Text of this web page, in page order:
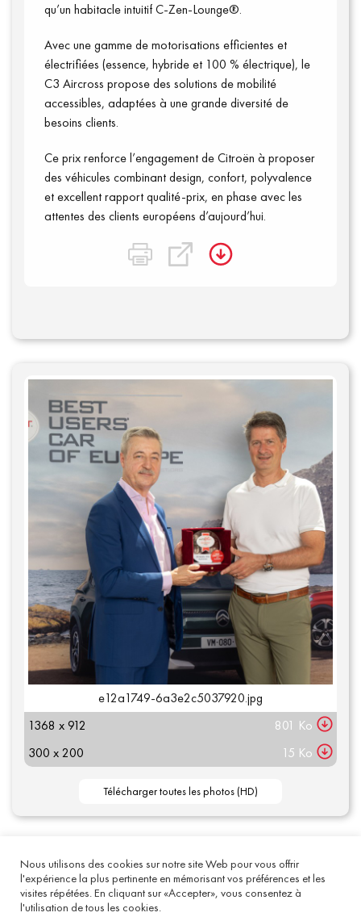
Qui sommes-nous ?
qu’un habitacle intuitif C-Zen-Lounge®.
Avec une gamme de motorisations efficientes et
électrifiées (essence, hybride et 100 % électrique), le
C3 Aircross propose des solutions de mobilité
accessibles, adaptées à une grande diversité de
besoins clients.
Ce prix renforce l’engagement de Citroën à proposer
des véhicules combinant design, confort, polyvalence
et excellent rapport qualité-prix, en phase avec les
attentes des clients européens d’aujourd’hui.
e12a1749-6a3e2c5037920.jpg
1368 x 912
801 Ko
300 x 200
15 Ko
Mentions légales- 2020 acommauto
Qui sommes-nous ?-Nous contacter
Nous utilisons des cookies sur notre site Web pour vous offrir
l'expérience la plus pertinente en mémorisant vos préférences et les
visites répétées. En cliquant sur «Accepter», vous consentez à
l'utilisation de tous les cookies.